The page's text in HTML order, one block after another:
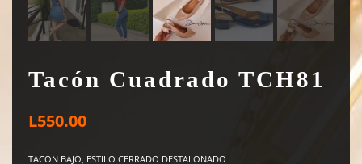
Tacón Cuadrado TCH81
L550.00
TACON BAJO, ESTILO CERRADO DESTALONADO